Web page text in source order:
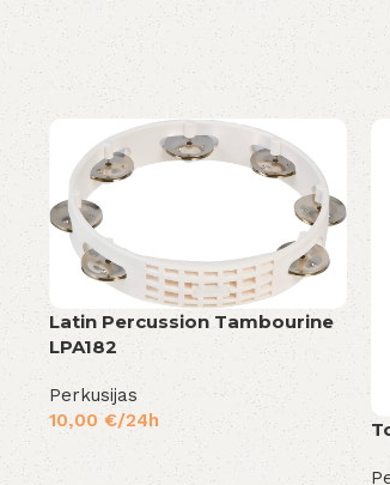
Latin Percussion Tambourine
LPA182
Perkusijas
10,00€/24h